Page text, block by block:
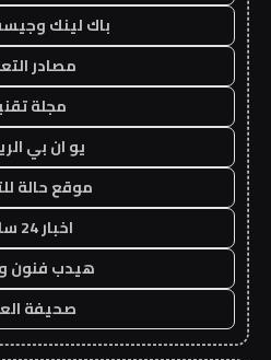
باك لينك
مصادر
مجلة
يو ان بي
موقع حالة
اخبار 24 ساعة
هيدب فنون
صحيفة